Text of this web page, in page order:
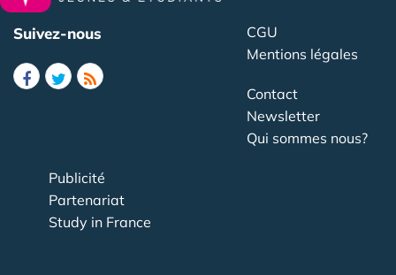
Suivez-nous
CGU
Mentions légales
Contact
Newsletter
Qui sommes nous?
Publicité
Partenariat
Study in France